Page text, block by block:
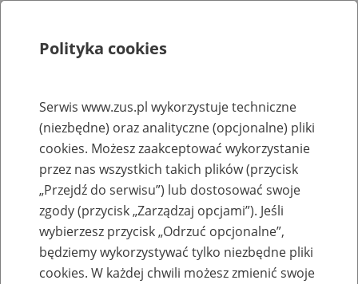
Rejestry, ewidencje i archiwa
Baza zlikwidowanych lub
przekształconych zakładów pracy
Nazwa zakładu pracy:
Polityka cookies
Serwis www.zus.pl wykorzystuje techniczne
(niezbędne) oraz analityczne (opcjonalne) pliki
cookies. Możesz zaakceptować wykorzystanie
przez nas wszystkich takich plików (przycisk
„Przejdź do serwisu”) lub dostosować swoje
zgody (przycisk „Zarządzaj opcjami”). Jeśli
wybierzesz przycisk „Odrzuć opcjonalne”,
będziemy wykorzystywać tylko niezbędne pliki
cookies. W każdej chwili możesz zmienić swoje